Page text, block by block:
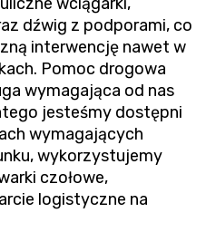
dźwig z podporami, co
interwencję nawet w
Pomoc drogowa
wymagająca od nas
jesteśmy dostępni
wymagających
wykorzystujemy
czołowe,
logistyczne na